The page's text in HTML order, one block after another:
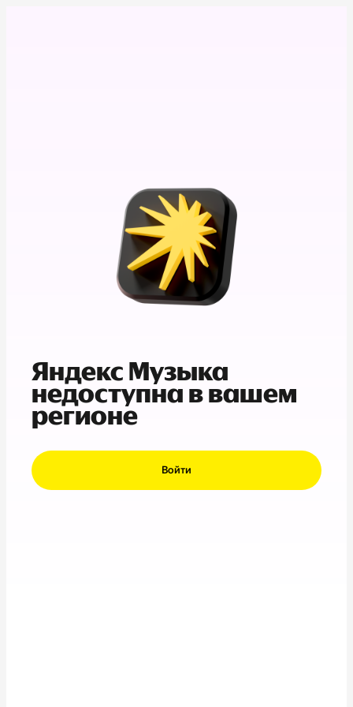
Яндекс Музыка
недоступна в вашем
регионе
Войти